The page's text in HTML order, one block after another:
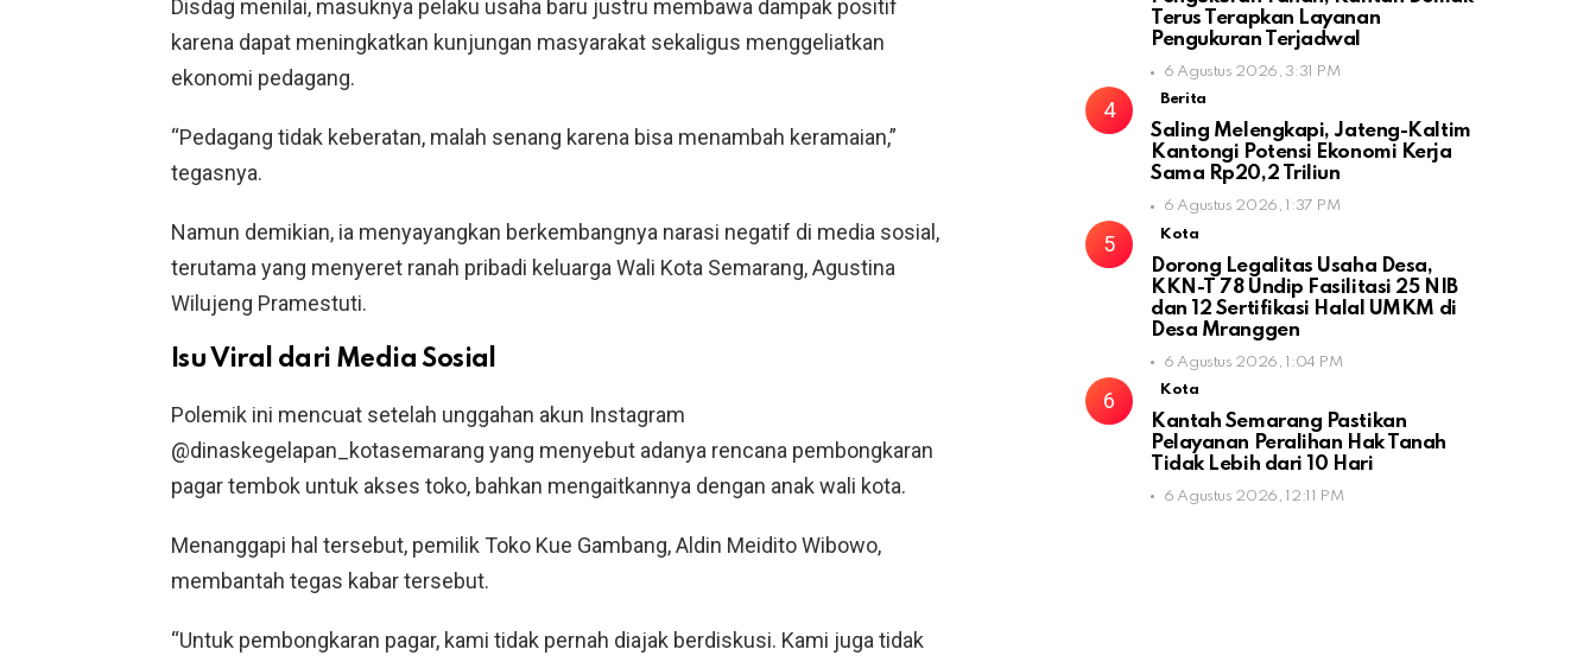
Disdag menilai, masuknya pelaku usaha baru justru membawa dampak positif
karena dapat meningkatkan kunjungan masyarakat sekaligus menggeliatkan
ekonomi pedagang.
“Pedagang tidak keberatan, malah senang karena bisa menambah keramaian,”
tegasnya.
Namun demikian, ia menyayangkan berkembangnya narasi negatif di media sosial,
terutama yang menyeret ranah pribadi keluarga Wali Kota Semarang, Agustina
Wilujeng Pramestuti.
Isu Viral dari Media Sosial
Polemik ini mencuat setelah unggahan akun Instagram
@dinaskegelapan_kotasemarang yang menyebut adanya rencana pembongkaran
pagar tembok untuk akses toko, bahkan mengaitkannya dengan anak wali kota.
Menanggapi hal tersebut, pemilik Toko Kue Gambang, Aldin Meidito Wibowo,
membantah tegas kabar tersebut.
“Untuk pembongkaran pagar, kami tidak pernah diajak berdiskusi. Kami juga tidak
Terus Terapkan Layanan
Pengukuran Terjadwal
6 Agustus 2026, 3:31 PM
Berita
Saling Melengkapi, Jateng-Kaltim
Kantongi Potensi Ekonomi Kerja
Sama Rp20,2 Triliun
6 Agustus 2026, 1:37 PM
Kota
Dorong Legalitas Usaha Desa,
KKN-T 78 Undip Fasilitasi 25 NIB
dan 12 Sertifikasi Halal UMKM di
Desa Mranggen
6 Agustus 2026, 1:04 PM
Kota
Kantah Semarang Pastikan
Pelayanan Peralihan Hak Tanah
Tidak Lebih dari 10 Hari
6 Agustus 2026, 12:11 PM